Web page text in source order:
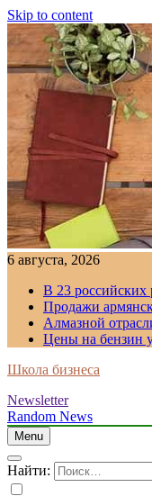
Skip to content
6 августа, 2026
В 23 российских
Продажи
Алмазной
Цены на бензин
Школа бизнеса
Newsletter
Random News
Menu
Найти: